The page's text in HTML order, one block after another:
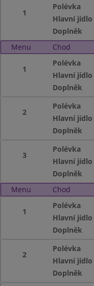
1
Polévka
Hlavní jídlo
Doplněk
Menu
Chod
1
Polévka
Hlavní jídlo
Doplněk
2
Polévka
Hlavní jídlo
Doplněk
3
Polévka
Hlavní jídlo
Doplněk
Menu
Chod
1
Polévka
Hlavní jídlo
Doplněk
2
Polévka
Hlavní jídlo
Doplněk